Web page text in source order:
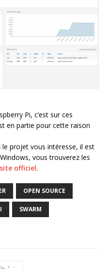
Pi, c’est sur ces
en partie pour cette raison
projet vous intéresse, il est
vous trouverez les
site officiel.
OPEN SOURCE
SWARM